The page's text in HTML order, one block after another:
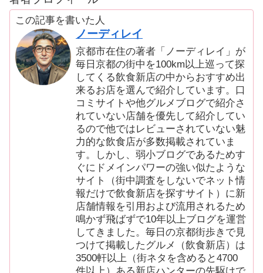
この記事を書いた人
ノーディレイ
京都市在住の著者「ノーディレイ」が
毎日京都の街中を100km以上巡って探
してくる飲食新店の中からおすすめ出
来るお店を選んで紹介しています。口
コミサイトや他グルメブログで紹介さ
れていない店舗を優先して紹介してい
るので他ではレビューされていない魅
力的な飲食店が多数掲載されていま
す。しかし、弱小ブログであるためす
ぐにドメインパワーの強い似たような
サイト（街中調査をしないでネット情
報だけで飲食新店を探すサイト）に新
店舗情報を引用および流用されるため
鳴かず飛ばずで10年以上ブログを運営
してきました。毎日の京都街歩きで見
つけて掲載したグルメ（飲食新店）は
3500軒以上（街ネタを含めると4700